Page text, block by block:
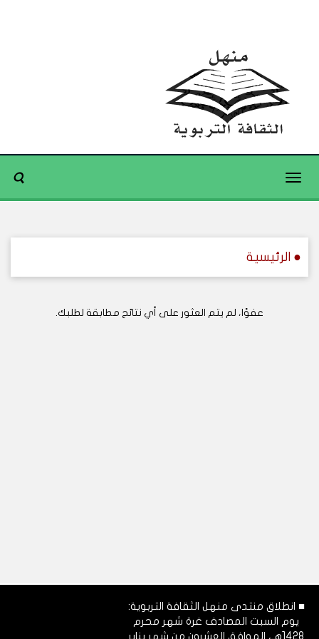
Toggle
● الرئيسية
عفوًا، لم يتم العثور على أي نتائج مطابقة لطلبك.
■ انطلاق منتدى منهل الثقافة التربوية:
يوم السبت المصادف غرة شهر محرم
1428هـ، الموافق العشرون من شهر يناير